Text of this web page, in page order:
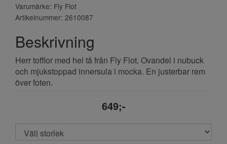
Varumärke: Fly Flot
Artikelnummer: 2610087
Beskrivning
Herr tofflor med hel tå från Fly Flot. Ovandel i nubuck
och mjukstoppad innersula i mocka. En justerbar rem
över foten.
649;-